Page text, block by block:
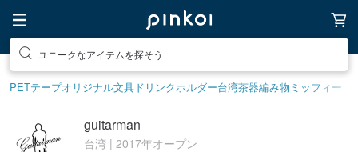
素敵な生活グッズを探そう
PETテープオリジナル文具 ドリンクホルダー台湾茶器編み物 ミッフィー
guitarman
台湾 | 2017年オープン